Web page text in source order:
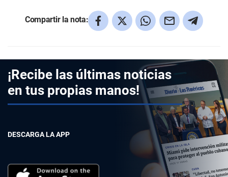
Compartir la nota:
¡Recibe las últimas noticias
en tus propias manos!
DESCARGA LA APP